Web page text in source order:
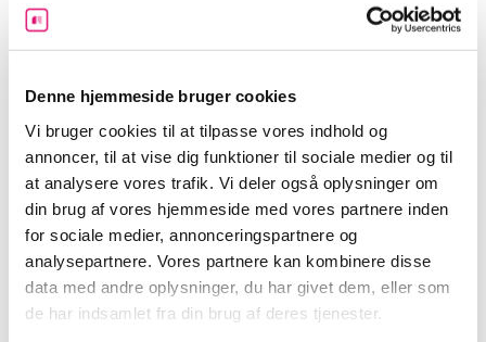
Denne hjemmeside bruger cookies
Vi bruger cookies til at tilpasse vores indhold og
annoncer, til at vise dig funktioner til sociale medier og til
at analysere vores trafik. Vi deler også oplysninger om
din brug af vores hjemmeside med vores partnere inden
for sociale medier, annonceringspartnere og
analysepartnere. Vores partnere kan kombinere disse
data med andre oplysninger, du har givet dem, eller som
de har indsamlet fra din brug af deres tjenester.
Magasinet
prisen for en indboforsikring til en gennemsnitsfamilie
Hvad bestemmer prisen på din
indboforsikring?
Prisen på din indboforsikring
afhænger af flere faktorer,
herunder: